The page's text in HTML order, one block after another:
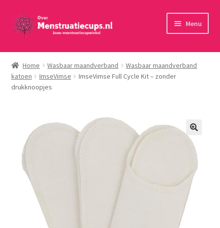
Ga
door
navigatie
Ga
naar
inhoud
Menu
Home
30 minuten persoonlijk advies
Menstruatiedisks
Menstruatiesponsjes
Wasbaar maandverband
Toebehoren
Home Wasbaar maandverband
Wasbaar maandverband
katoen
ImseVimse
ImseVimse Full Cycle Kit – zonder
drukknoopjes